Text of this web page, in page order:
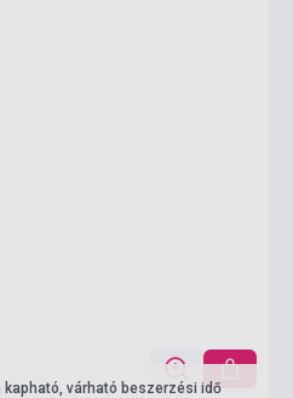
várható beszerzési idő